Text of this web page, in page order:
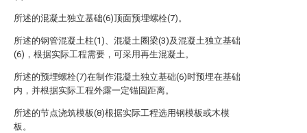
所述的混凝土独立基础(6)顶面预埋螺栓(7)。
所述的钢管混凝土柱(1)、混凝土圈梁(3)及混凝土独立基础
(6)，根据实际工程需要，可采用再生混凝土。
所述的预埋螺栓(7)在制作混凝土独立基础(6)时预埋在基础
内，并根据实际工程外露一定锚固距离。
所述的节点浇筑模板(8)根据实际工程选用钢模板或木模
板。